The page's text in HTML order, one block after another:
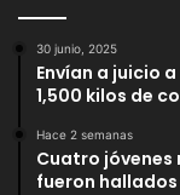
30 junio, 2025
Envían a juicio
1,500 kilos de
Hace 2 semanas
Cuatro jóvenes
fueron hallados